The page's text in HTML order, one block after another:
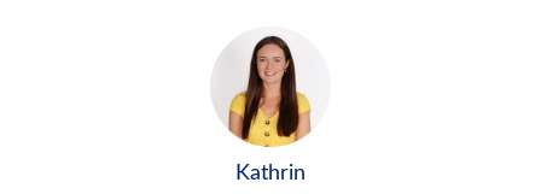
Kathrin